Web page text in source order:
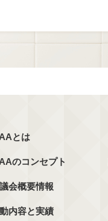
とは
のコンセプト
会概要情報
内容と実績